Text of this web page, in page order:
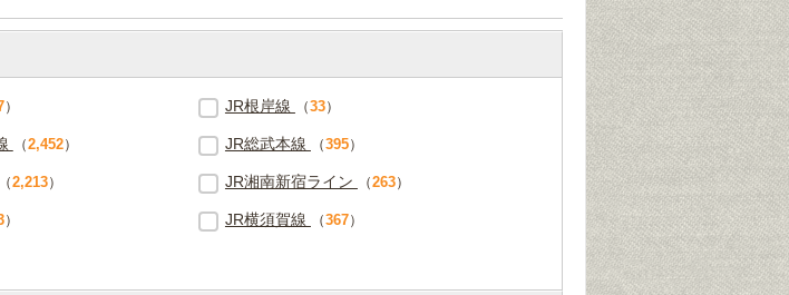
） JR根岸線 （33）
（2,452） JR総武本線 （395）
（2,213） JR湘南新宿ライン （263）
） JR横須賀線 （367）